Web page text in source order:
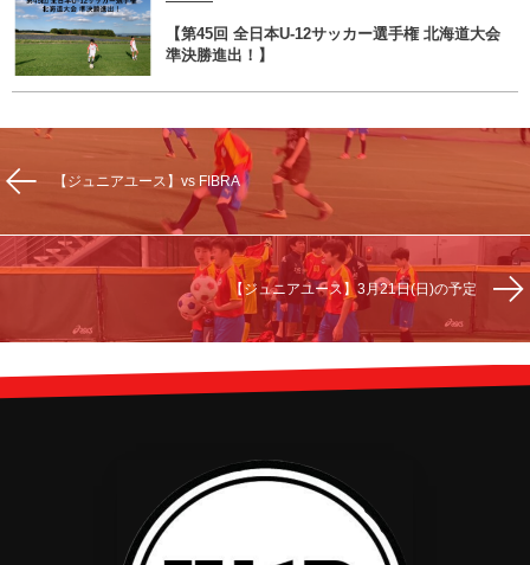
【第45回 全日本U-12サッカー選手権 北海道大会
準決勝進出！】
【ジュニアユース】vs FIBRA
【ジュニアユース】3月21日(日)の予定